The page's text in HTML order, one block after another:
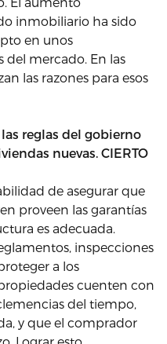
inmobiliario ha sido
en unos
del mercado. En las
las razones para esos
reglas del gobierno
nuevas. CIERTO
de asegurar que
proveen las garantías
es adecuada.
inspecciones
a los
cuenten con
del tiempo,
y que el comprador